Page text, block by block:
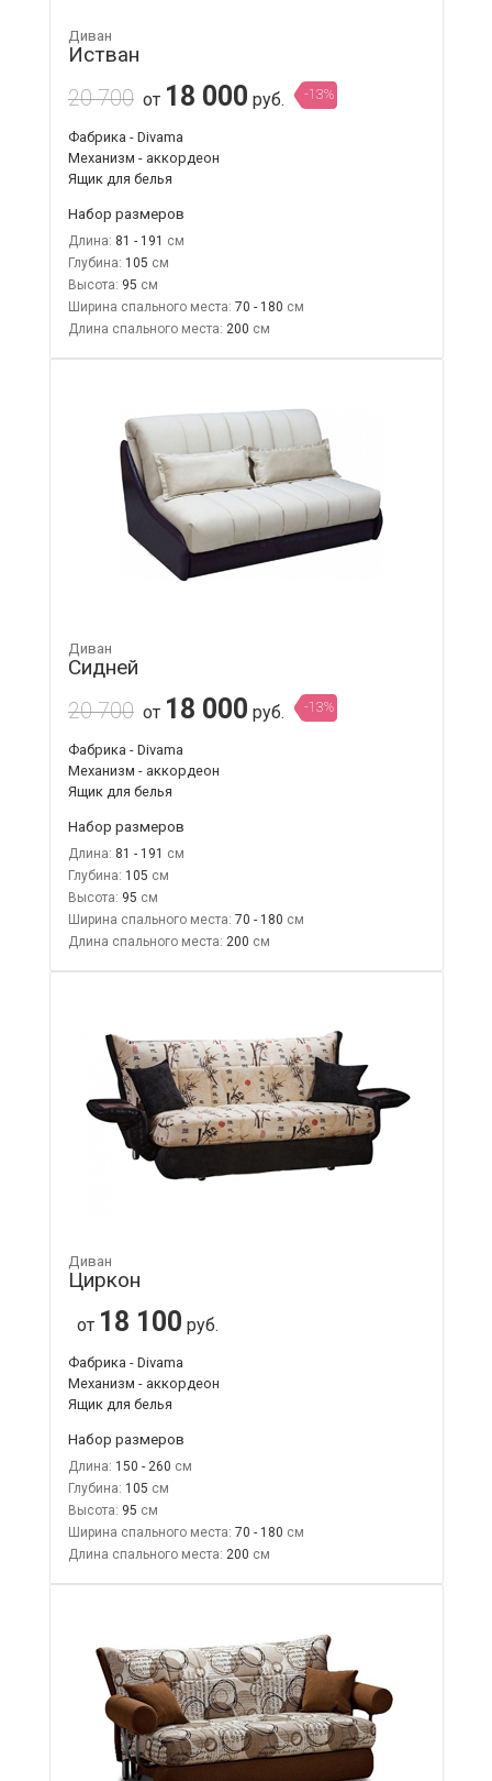
Диван
Истван
20 700 от 18 000 руб. -13%
Фабрика - Divama
Механизм - аккордеон
Ящик для белья
Набор размеров
Длина: 81 - 191
Глубина: 105
Высота: 95
Ширина спального места: 70 - 180
Длина спального места: 200
Диван
Сидней
20 700 от 18 000 руб. -13%
Фабрика - Divama
Механизм - аккордеон
Ящик для белья
Набор размеров
Длина: 81 - 191
Глубина: 105
Высота: 95
Ширина спального места: 70 - 180
Длина спального места: 200
Диван
Циркон
от 18 100 руб.
Фабрика - Divama
Механизм - аккордеон
Ящик для белья
Набор размеров
Длина: 150 - 260
Глубина: 105
Высота: 95
Ширина спального места: 70 - 180
Длина спального места: 200